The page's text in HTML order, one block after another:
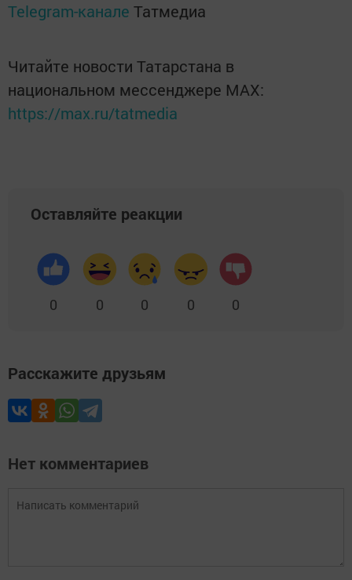
Telegram-канале Татмедиа
Читайте новости Татарстана в
национальном мессенджере MАХ:
https://max.ru/tatmedia
Оставляйте реакции
0 0 0 0 0
Расскажите друзьям
Нет комментариев